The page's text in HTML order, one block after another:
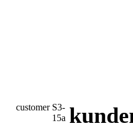
customer S3-
15a